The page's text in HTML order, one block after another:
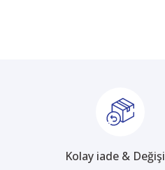
Kolay iade &